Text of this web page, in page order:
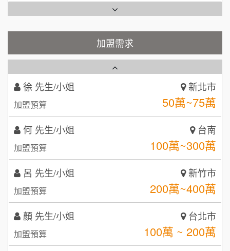
1 Cozy coffee可集咖啡
4 潮鍋癮
5 咖啡LOOK
88thai發發泰-泰式飯行家
8 呷尚寶
9 SHARE TEA歇腳亭
TEA TOP台灣第一味
加盟需求
加盟預算 100萬 ~150萬
加盟預算 50萬~75萬
何 先生/小姐 台南
加盟預算 100萬~300萬
呂 先生/小姐 新竹市
加盟預算 200萬~400萬
顏 先生/小姐 台北市
加盟預算 100萬 ~ 200萬
廖 先生/小姐 高雄市
加盟預算 200萬~300萬
【曉妍美妝】誠徵行政櫃檯
自助洗衣店誠徵代洗收送人員(台中市)
MUSHEN徵SPA美容芳療師
日十。早午食加盟說明會